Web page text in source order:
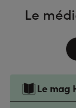
Le
Le mag